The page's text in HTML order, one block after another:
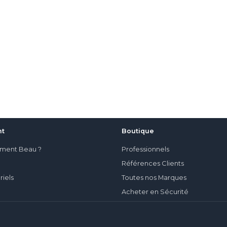
Beau ?
Boutique
Professionnels
Références Clients
Toutes nos Marques
Acheter en Sécurité